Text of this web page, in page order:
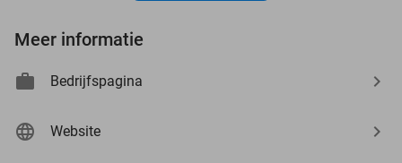
Meer informatie
Bedrijfspagina
Website